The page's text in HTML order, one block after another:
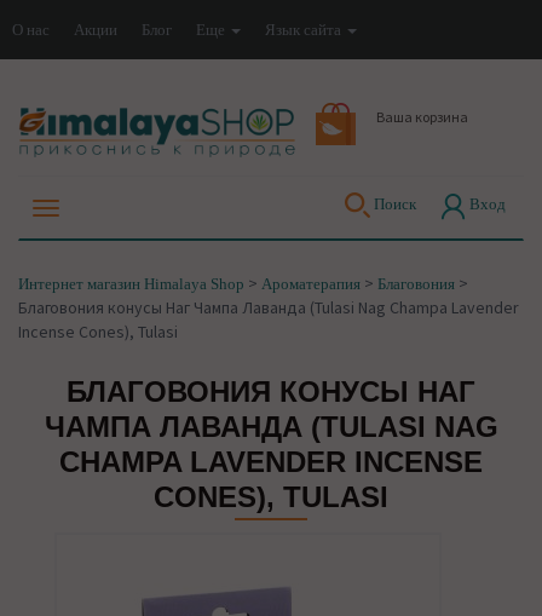
О нас Акции Блог Еще Язык сайта
Ваша корзина
Поиск Вход
Интернет магазин Himalaya Shop > Ароматерапия > Благовония >
Благовония конусы Наг Чампа Лаванда (Tulasi Nag Champa Lavender
Incense Cones), Tulasi
БЛАГОВОНИЯ КОНУСЫ НАГ
ЧАМПА ЛАВАНДА (TULASI NAG
CHAMPA LAVENDER INCENSE
CONES), TULASI